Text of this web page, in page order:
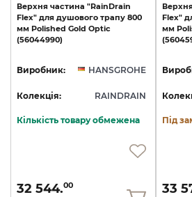
Верхня частина "RainDrain
Flex" для душового трапу 800
мм Polished Gold Optic
(56044990)
Виробник: HANSGROHE
Колекція: RAINDRAIN
Кількість товару обмежена
32 544.00
Верхня
Flex"
мм
Під
33